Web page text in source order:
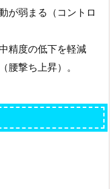
が弱まる（コントロ
精度の低下を軽減
腰撃ち上昇）。